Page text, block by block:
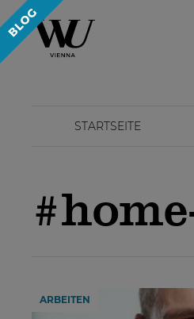
STARTSEITE
ARBEITEN